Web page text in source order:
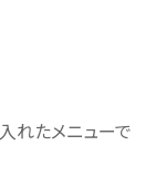
れたメニューで